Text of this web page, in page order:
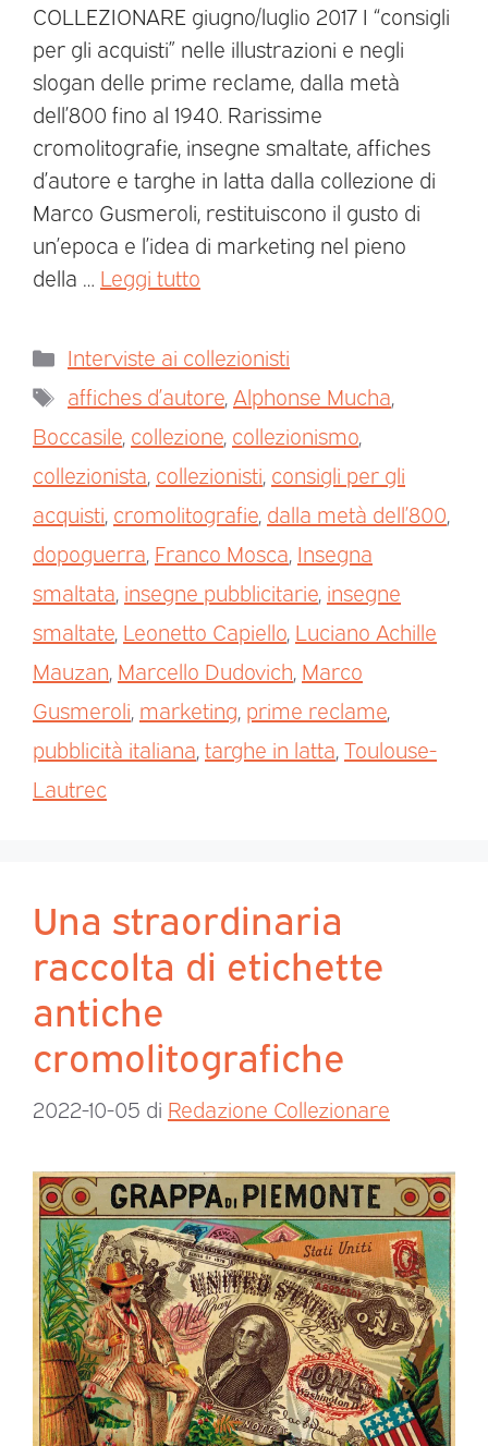
COLLEZIONARE giugno/luglio 2017 I “consigli
per gli acquisti” nelle illustrazioni e negli
slogan delle prime reclame, dalla metà
dell’800 fino al 1940. Rarissime
cromolitografie, insegne smaltate, affiches
d’autore e targhe in latta dalla collezione di
Marco Gusmeroli, restituiscono il gusto di
un’epoca e l’idea di marketing nel pieno
della … Leggi tutto
Interviste ai collezionisti
affiches d’autore Alphonse Mucha
Boccasile collezione collezionismo
collezionista collezionisti consigli per gli
acquisti cromolitografie dalla metà dell’800
dopoguerra Franco Mosca Insegna
smaltata insegne pubblicitarie insegne
smaltate Leonetto Capiello Luciano Achille
Mauzan Marcello Dudovich Marco
Gusmeroli marketing prime reclame
pubblicità italiana targhe in latta Toulouse-
Lautrec
Una straordinaria
raccolta di etichette
antiche
cromolitografiche
2022-10-05 di Redazione Collezionare